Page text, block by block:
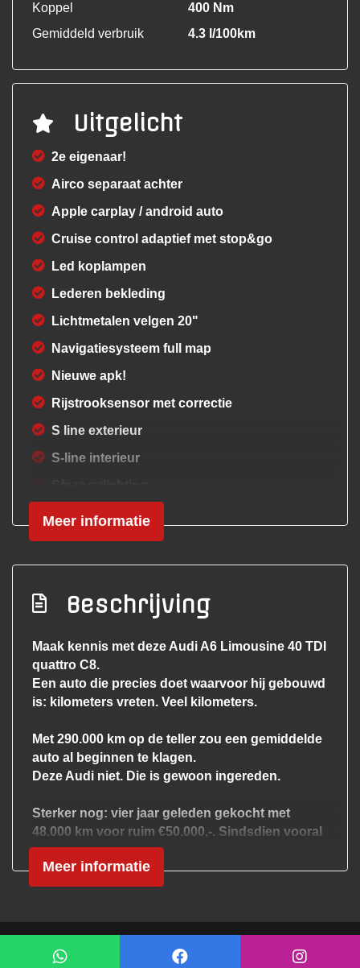
Koppel
400 Nm
Gemiddeld verbruik
4.3 l/100km
Uitgelicht
2e eigenaar!
Airco separaat achter
Apple carplay / android auto
Cruise control adaptief met stop&go
Led koplampen
Lederen bekleding
Lichtmetalen velgen 20"
Navigatiesysteem full map
Nieuwe apk!
Rijstrooksensor met correctie
S line exterieur
S-line interieur
Voorstoelen verwarmd
Zwarte hemelbekleding
Achterbank in delen neerklapbaar
Airco automatisch
Airco separaat achter
Armsteun achter
Armsteun voor
Cruise control adaptief met stop&go
geheugen
Elektrische ramen voor
Meer informatie
Beschrijving
Maak kennis met deze Audi A6 Limousine 40 TDI
quattro C8.
Een auto die precies doet waarvoor hij gebouwd
is: kilometers vreten. Veel kilometers.
Met 290.000 km op de teller zou een gemiddelde
auto al beginnen te klagen.
Deze Audi niet. Die is gewoon ingereden.
Sterker nog: vier jaar geleden gekocht met
48.000 km voor ruim €50.000,-. Sindsdien vooral
gebruikt waarvoor een diesel bedoeld is: lange
snelwegritten, cruise control aan en gaan.
204 pk, gekoppeld aan quattro
– strak op de weg
Meer informatie
Mogelijk gemaakt door Mobilox